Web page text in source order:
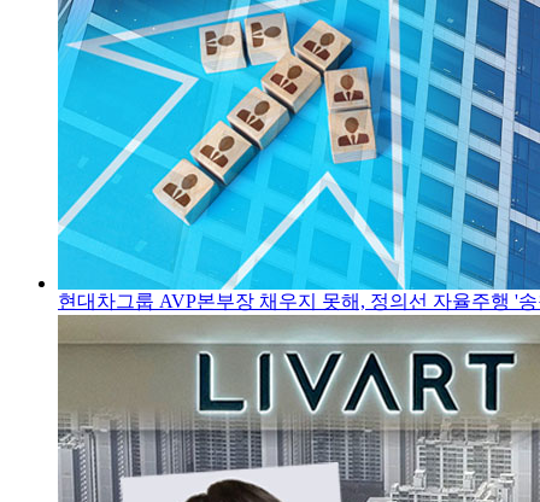
현대차그룹 AVP본부장 채우지 못해, 정의선 자율주행 '